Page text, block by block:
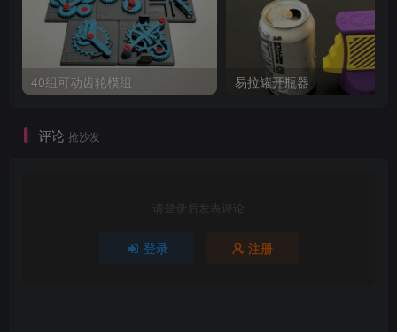
40组可动齿轮模组 易拉罐开瓶器
评论 抢沙发
请登录后发表评论
登录 注册